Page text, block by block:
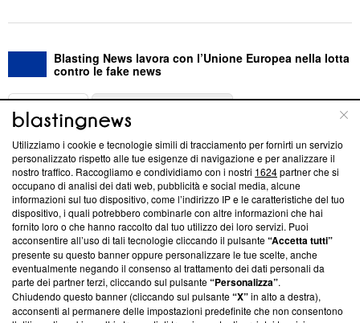
Blasting News lavora con l’Unione Europea nella lotta
contro le fake news
ABOUT
Questa sezione offre informazioni trasparenti su Blasting
News, sui nostri processi editoriali e su come ci impegniamo a
creare news di qualità. Inoltre, afferma la nostra aderenza a
‘Trust Project - News with Integrity’Blasting News non è
ancora membro del programma, ma ha richiesto di farne
parte; Trust Project non ha ancora effettuato una verifica di
conformità agli standard.
Su di noi
Team editoriale
Utilizziamo i cookie e tecnologie simili di tracciamento per fornirti un servizio
personalizzato rispetto alle tue esigenze di navigazione e per analizzare il
nostro traffico. Raccogliamo e condividiamo con i nostri 1624partner che si
occupano di analisi dei dati web, pubblicità e social media, alcune
informazioni sul tuo dispositivo, come l’indirizzo IP e le caratteristiche del tuo
dispositivo, i quali potrebbero combinarle con altre informazioni che hai
fornito loro o che hanno raccolto dal tuo utilizzo dei loro servizi. Puoi
acconsentire all’uso di tali tecnologie cliccando il pulsante“Accetta tutti”
presente su questo banner oppure personalizzare le tue scelte, anche
eventualmente negando il consenso al trattamento dei dati personali da
parte dei partner terzi, cliccando sul pulsante“Personalizza”.
Chiudendo questo banner (cliccando sul pulsante“X”in alto a destra),
acconsenti al permanere delle impostazioni predefinite che non consentono